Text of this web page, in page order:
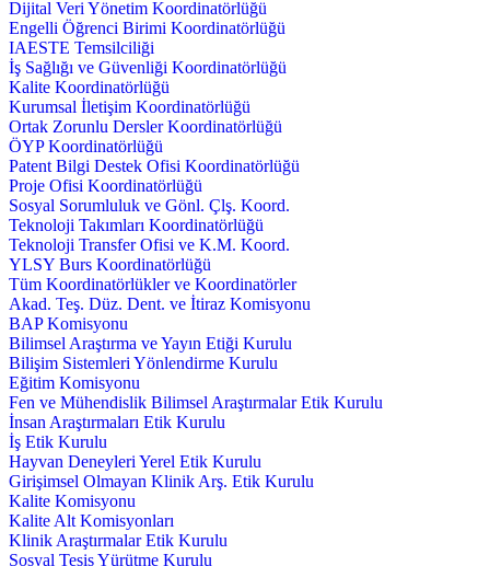
Dijital Veri Yönetim Koordinatörlüğü
Engelli Öğrenci Birimi Koordinatörlüğü
IAESTE Temsilciliği
İş Sağlığı ve Güvenliği Koordinatörlüğü
Kalite Koordinatörlüğü
Kurumsal İletişim Koordinatörlüğü
Ortak Zorunlu Dersler Koordinatörlüğü
ÖYP Koordinatörlüğü
Patent Bilgi Destek Ofisi Koordinatörlüğü
Proje Ofisi Koordinatörlüğü
Sosyal Sorumluluk ve Gönl. Çlş. Koord.
Teknoloji Takımları Koordinatörlüğü
Teknoloji Transfer Ofisi ve K.M. Koord.
YLSY Burs Koordinatörlüğü
Tüm Koordinatörlükler ve Koordinatörler
Akad. Teş. Düz. Dent. ve İtiraz Komisyonu
BAP Komisyonu
Bilimsel Araştırma ve Yayın Etiği Kurulu
Bilişim Sistemleri Yönlendirme Kurulu
Eğitim Komisyonu
Fen ve Mühendislik Bilimsel Araştırmalar Etik Kurulu
İnsan Araştırmaları Etik Kurulu
İş Etik Kurulu
Hayvan Deneyleri Yerel Etik Kurulu
Girişimsel Olmayan Klinik Arş. Etik Kurulu
Kalite Komisyonu
Kalite Alt Komisyonları
Klinik Araştırmalar Etik Kurulu
Sosyal Tesis Yürütme Kurulu